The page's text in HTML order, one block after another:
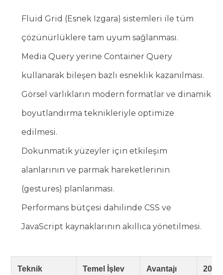
Fluid Grid (Esnek Izgara) sistemleri ile tüm
çözünürlüklere tam uyum sağlanması.
Media Query yerine Container Query
kullanarak bileşen bazlı esneklik kazanılması.
Görsel varlıkların modern formatlar ve dinamik
boyutlandırma teknikleriyle optimize
edilmesi.
Dokunmatik yüzeyler için etkileşim
alanlarının ve parmak hareketlerinin
(gestures) planlanması.
Performans bütçesi dahilinde CSS ve
JavaScript kaynaklarının akıllıca yönetilmesi.
Teknik
Temel İşlev Avantajı
2026